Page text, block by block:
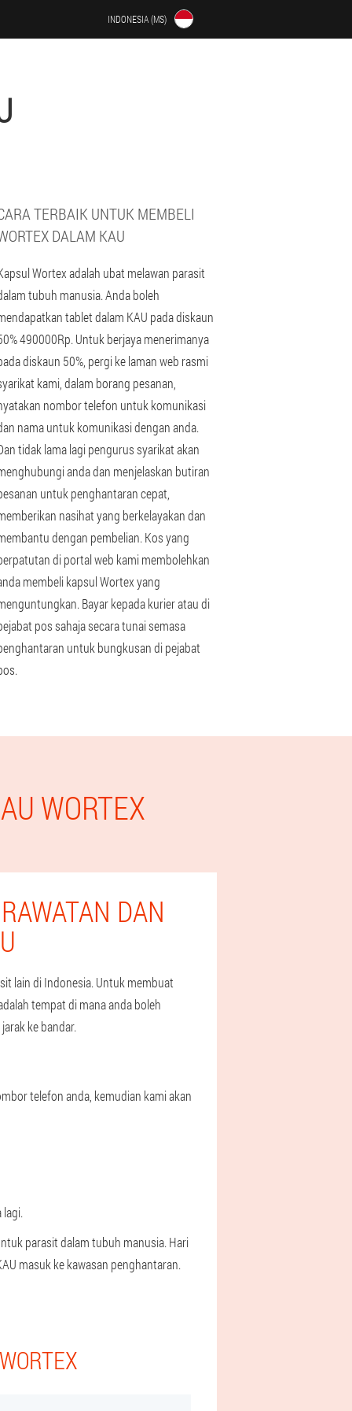
INDONESIA (MS)
TERBAIK UNTUK MEMBELI
DALAM KAU
Wortex adalah ubat melawan parasit
tubuh manusia. Anda boleh
tablet dalam KAU pada diskaun
490000Rp. Untuk berjaya menerimanya
diskaun 50%, pergi ke laman web rasmi
kami, dalam borang pesanan,
nombor telefon untuk komunikasi
nama untuk komunikasi dengan anda.
tidak lama lagi pengurus syarikat akan
anda dan menjelaskan butiran
untuk penghantaran cepat,
nasihat yang berkelayakan dan
dengan pembelian. Kos yang
di portal web kami membolehkan
membeli kapsul Wortex yang
Bayar kepada kurier atau di
pos sahaja secara tunai semasa
untuk bungkusan di pejabat
WORTEX
DAN
lain di Indonesia. Untuk membuat
tempat di mana anda boleh
ke bandar.
telefon anda, kemudian kami akan
parasit dalam tubuh manusia. Hari
masuk ke kawasan penghantaran.